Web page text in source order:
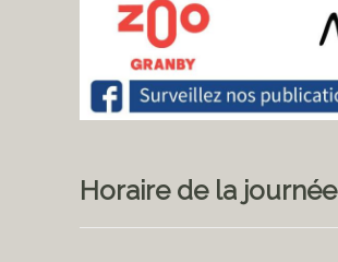
Horaire de la journée